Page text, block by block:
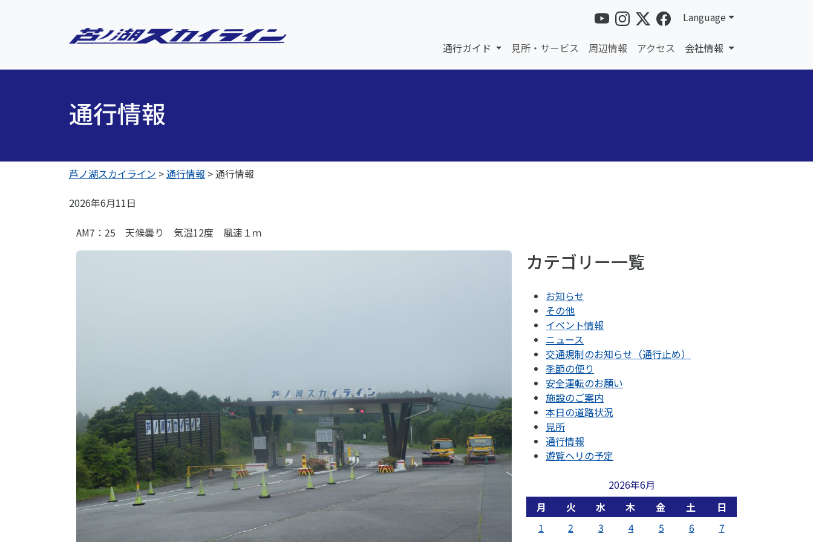
Language
通行ガイド 見所・サービス 周辺情報 アクセス 会社情報
通行情報
芦ノ湖スカイライン >通行情報 >通行情報
2026年6月11日
AM7：25 天候曇り 気温12度 風速１ｍ
カテゴリー一覧
お知らせ
その他
イベント情報
ニュース
交通規制のお知らせ（通行止め）
季節の便り
安全運転のお願い
施設のご案内
本日の道路状況
見所
通行情報
遊覧ヘリの予定
2026年6月
月
火 水 木 金 土
日
1
2 3 4 5 6
7